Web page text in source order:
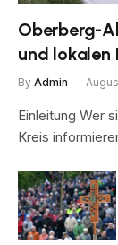
Oberberg-
und lokalen
By Admin
Einleitung Wer
Kreis